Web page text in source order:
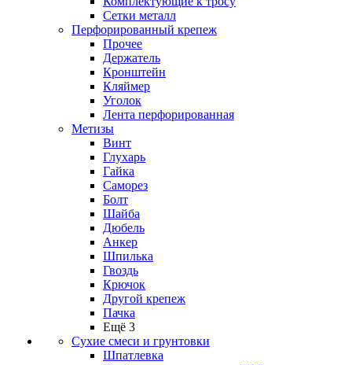
Сетки металл
Перфорированный крепеж
Прочее
Держатель
Кронштейн
Кляймер
Уголок
Лента перфорированная
Метизы
Винт
Глухарь
Гайка
Саморез
Болт
Шайба
Дюбель
Анкер
Шпилька
Гвоздь
Крючок
Другой крепеж
Пачка
Ещё 3
Сухие смеси и грунтовки
Шпатлевка